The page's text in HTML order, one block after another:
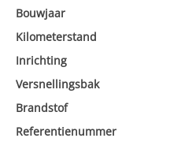
Bouwjaar
Kilometerstand
Inrichting
Versnellingsbak
Brandstof
Referentienummer